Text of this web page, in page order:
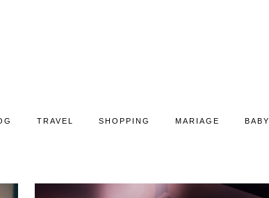
TRAVEL SHOPPING MARIAGE BABY